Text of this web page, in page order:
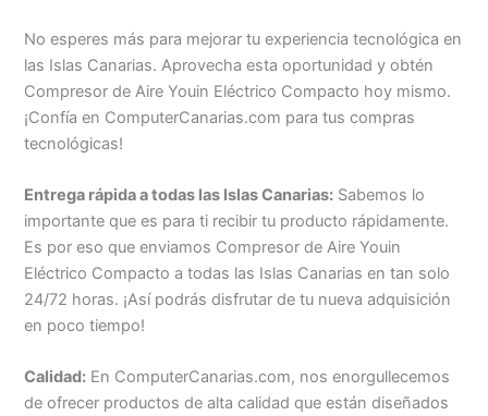
No esperes más para mejorar tu experiencia tecnológica en
las Islas Canarias. Aprovecha esta oportunidad y obtén
Compresor de Aire Youin Eléctrico Compacto hoy mismo.
¡Confía en ComputerCanarias.com para tus compras
tecnológicas!
Entrega rápida a todas las Islas Canarias: Sabemos lo
importante que es para ti recibir tu producto rápidamente.
Es por eso que enviamos Compresor de Aire Youin
Eléctrico Compacto a todas las Islas Canarias en tan solo
24/72 horas. ¡Así podrás disfrutar de tu nueva adquisición
en poco tiempo!
Calidad: En ComputerCanarias.com, nos enorgullecemos
de ofrecer productos de alta calidad que están diseñados